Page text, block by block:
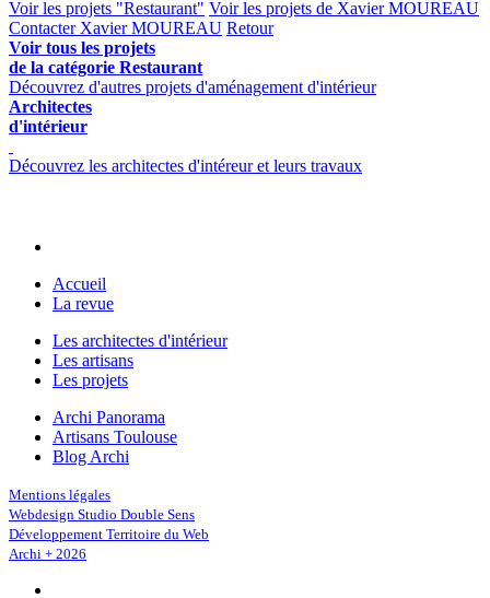
Voir les projets "Restaurant" Voir les projets de Xavier MOUREAU
Contacter Xavier MOUREAU Retour
Voir tous les projets
de la catégorie Restaurant
Découvrez d'autres projets d'aménagement d'intérieur
Architectes
d'intérieur
Découvrez les architectes d'intéreur et leurs travaux
Accueil
La revue
Les architectes d'intérieur
Les artisans
Les projets
Archi Panorama
Artisans Toulouse
Blog Archi
Mentions légales
Webdesign Studio Double Sens
Développement Territoire du Web
Archi + 2026